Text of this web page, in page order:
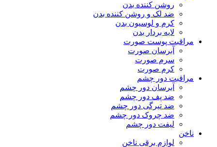
روشن کننده بدن
ضد لک و روشن کننده بدن
کرم و لوسیون بدن
لایه بردار بدن
مراقبت پوست صورت
آبرسان صورت
سرم صورت
کرم صورت
مراقبت دور چشم
آبرسان دور چشم
ضد پف دور چشم
ضد تیرگی دور چشم
ضد چروک دور چشم
لیفت دور چشم
ناخن
لوازم برقی ناخن